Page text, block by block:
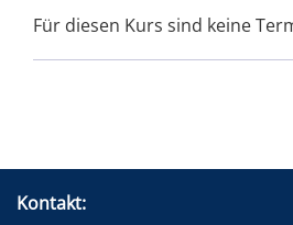
Für diesen Kurs sind keine
Kontakt: